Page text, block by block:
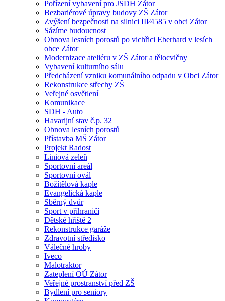
Pořízení vybavení pro JSDH Zátor
Bezbariérové úpravy budovy ZŠ Zátor
Zvýšení bezpečnosti na silnici III⁄4585 v obci Zátor
Sázíme budoucnost
Obnova lesních porostů po vichřici Eberhard v lesích
obce Zátor
Modernizace ateliéru v ZŠ Zátor a tělocvičny
Vybavení kulturního sálu
Předcházení vzniku komunálního odpadu v Obci Zátor
Rekonstrukce střechy ZŠ
Veřejné osvětlení
Komunikace
SDH - Auto
Havarijní stav č.p. 32
Obnova lesních porostů
Přístavba MŠ Zátor
Projekt Radost
Liniová zeleň
Sportovní areál
Sportovní ovál
Božítělová kaple
Evangelická kaple
Sběrný dvůr
Sport v příhraničí
Dětské hřiště 2
Rekonstrukce garáže
Zdravotní středisko
Válečné hroby
Iveco
Malotraktor
Zateplení OÚ Zátor
Veřejné prostranství před ZŠ
Bydlení pro seniory